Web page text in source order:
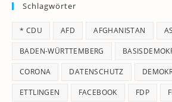
Schlagwörter
* CDU AFD AFGHANISTAN
BADEN-WÜRTTEMBERG
CORONA DATENSCHUTZ
ETTLINGEN FACEBOOK FDP